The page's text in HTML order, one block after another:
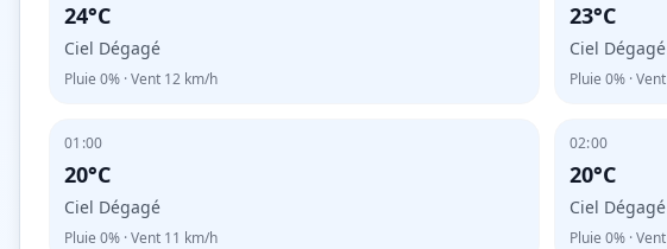
24°C
Ciel Dégagé
Pluie 0% · Vent 12 km/h
23°C
Ciel Dégagé
Pluie 0%· Vent
01:00
20°C
Ciel Dégagé
Pluie 0% · Vent 11 km/h
02:00
20°C
Ciel Dégagé
Pluie 0%· Vent